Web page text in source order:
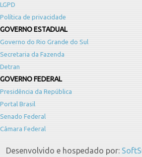
LGPD
Política de privacidade
GOVERNO ESTADUAL
Governo do Rio Grande do Sul
Secretaria da Fazenda
Detran
GOVERNO FEDERAL
Presidência da República
Portal Brasil
Senado Federal
Câmara Federal
Desenvolvido e hospedado por: